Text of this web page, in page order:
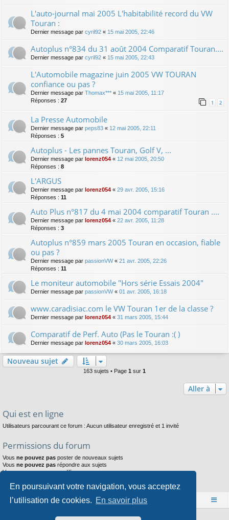
En poursuivant votre navigation, vous acceptez
l’utilisation de cookies. En savoir plus
L'auto-journal mai 2005 L'habitabilité record du VW
Touran :
Dernier message par cyril92 « 15 mai 2005, 22:46
Autoplus n°834 du 31 août 2004 Comparatif Touran....
Dernier message par cyril92 « 15 mai 2005, 22:43
L'Automobile magazine juin 2005 VW TOURAN
confiance ou pas ?
Dernier message par Thomax*** « 15 mai 2005, 11:17
Réponses : 27 1 2
La Presse Automobile
Dernier message par peps83 « 12 mai 2005, 22:11
Réponses : 5
Autoplus - Les pannes Touran, Golf V, ...
Dernier message par lorenz054 « 12 mai 2005, 20:50
Réponses : 8
L'ARGUS
Dernier message par lorenz054 « 29 avr. 2005, 15:16
Réponses : 11
Auto Plus n°817 du 4 mai 2004 comparatif Touran ....
Dernier message par lorenz054 « 22 avr. 2005, 11:28
Réponses : 3
Autoplus n°859 mars 2005 Touran en occasion, fiable
ou pas ?
Dernier message par passionVW« 21 avr. 2005, 22:26
Réponses : 11
Le moniteur automobile "Hors série Essais 2004"
Dernier message par passionVW« 01 avr. 2005, 16:18
www.caradisiac.com le VW Touran 1er de la classe ?
Dernier message par lorenz054 « 31 mars 2005, 15:44
Comparatif de Perf. Auto (Pas le Touran :( )
Dernier message par lorenz054 « 30 mars 2005, 16:03
Nouveau sujet
163 sujets • Page 1 sur 1
Aller à
Qui est en ligne
Utilisateurs parcourant ce forum : Aucun utilisateur enregistré et 1 invité
Permissions du forum
Vous ne pouvez pas poster de nouveaux sujets
Vous ne pouvez pas répondre aux sujets
Vousne pouvez pasmodifier vos messages
Vousne pouvez pasjoindre des fichiers
Accueil Index du forum
Développé parphpBB® Forum Software © phpBB Limited